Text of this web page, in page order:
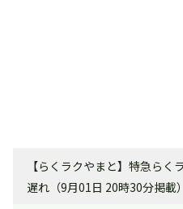
【らくラクやまと】特急ら
遅れ（9月01日 20時30分掲載）